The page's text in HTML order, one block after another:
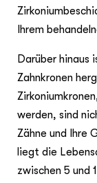
Ihrem
Darüber hinaus
Zahnkronen
werden, sind
Zähne und Ihre
liegt die
zwischen 5 und